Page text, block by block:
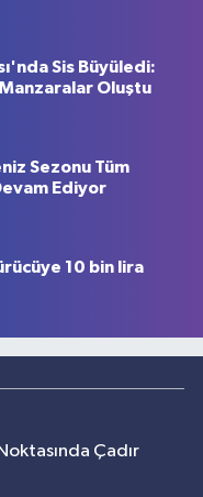
Sis Büyüledi:
Oluştu
Sezonu Tüm
Ediyor
10 bin lira
Çadır